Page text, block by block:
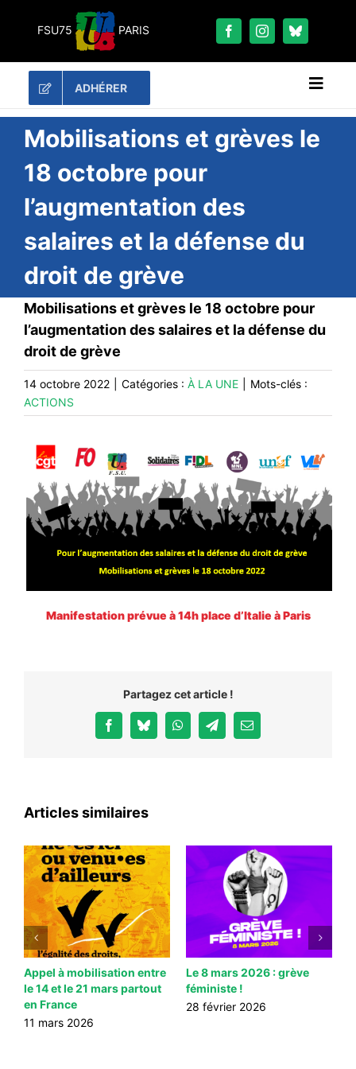
FSU75 PARIS
ADHÉRER
RECHERCHER:
LES UNES
#ACTUALITÉS
LA FSU 75
CONTACT
#VOS ÉLUES
#ÉLECTIONS
#MÉDIAS
#DÉBATS
#PRESSE
#ARCHIVES
Mobilisations et grèves le
18 octobre pour
l’augmentation des
salaires et la défense du
droit de grève
Mobilisations et grèves le 18 octobre pour
l’augmentation des salaires et la défense du
droit de grève
14 octobre 2022 Catégories : À LA UNE
Mots-clés :
ACTIONS
Manifestation prévue à 14h place d’Italie à Paris
Partagez cet article !
FacebookBlueskyWhatsAppTelegramEmail
Articles similaires
Appel à mobilisation entre
le 14 et le 21 mars partout
en France
11 mars 2026
Le 8 mars 2026 : grève
féministe !
28 février 2026